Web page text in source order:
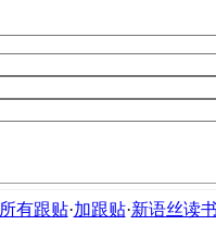
所有跟贴·加跟贴·新语丝读